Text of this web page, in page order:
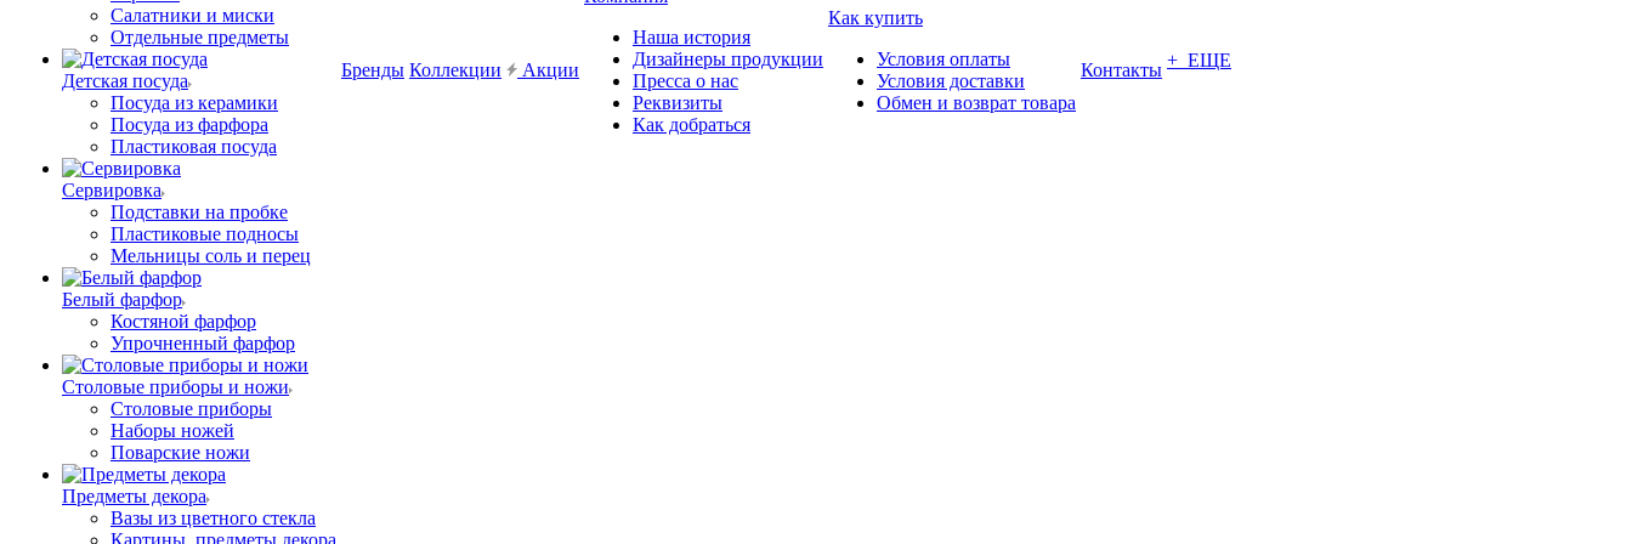
Салатники и миски
Отдельные предметы
Детская посуда
Посуда из керамики
Посуда из фарфора
Пластиковая посуда
Сервировка
Подставки на пробке
Пластиковые подносы
Мельницы соль и перец
Белый фарфор
Костяной фарфор
Упрочненный фарфор
Столовые приборы и ножи
Столовые приборы
Наборы ножей
Поварские ножи
Предметы декора
Вазы из цветного стекла
Картины, предметы декора
Бренды Коллекции Акции
Наша история
Дизайнеры продукции
Пресса о нас
Реквизиты
Как добраться
Как купить
Условия оплаты
Условия доставки
Обмен и возврат товара
Контакты + ЕЩЕ